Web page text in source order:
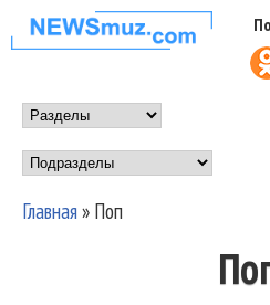
Перейти к
НОВОСТИ
МУЗЫКИ И
ШОУ БИЗНЕСА
NEWSMUZ.COM
Main menu
Подразделы
Главная» Поп